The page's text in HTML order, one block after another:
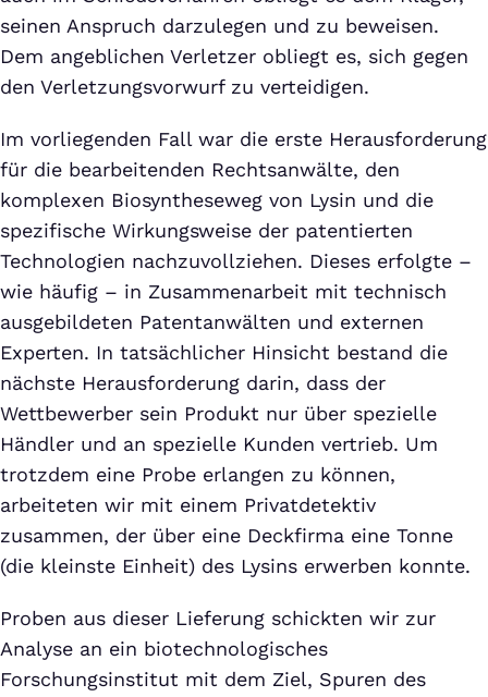
seinen Anspruch darzulegen und zu beweisen.
Dem angeblichen Verletzer obliegt es, sich gegen
den Verletzungsvorwurf zu verteidigen.
Im vorliegenden Fall war die erste Herausforderung
für die bearbeitenden Rechtsanwälte, den
komplexen Biosyntheseweg von Lysin und die
spezifische Wirkungsweise der patentierten
Technologien nachzuvollziehen. Dieses erfolgte –
wie häufig – in Zusammenarbeit mit technisch
ausgebildeten Patentanwälten und externen
Experten. In tatsächlicher Hinsicht bestand die
nächste Herausforderung darin, dass der
Wettbewerber sein Produkt nur über spezielle
Händler und an spezielle Kunden vertrieb. Um
trotzdem eine Probe erlangen zu können,
arbeiteten wir mit einem Privatdetektiv
zusammen, der über eine Deckfirma eine Tonne
(die kleinste Einheit) des Lysins erwerben konnte.
Proben aus dieser Lieferung schickten wir zur
Analyse an ein biotechnologisches
Forschungsinstitut mit dem Ziel, Spuren des